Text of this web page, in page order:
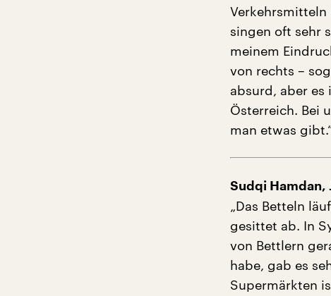
Verkehrsmitteln
singen oft sehr
meinem
von rechts –
absurd, aber es
Österreich. Bei
man etwas
Sudqi Hamdan,
„Das Betteln
gesittet ab. In
von Bettlern
habe, gab es
Supermärkten